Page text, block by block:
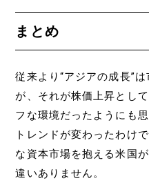
まとめ
従来より“アジアの成長”
が、それが株価上昇とし
フな環境だったようにも
トレンドが変わったわけ
な資本市場を抱える米国
違いありません。